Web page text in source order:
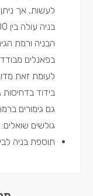
לעשות, אך
הבניה ורמת
בפאנלים
לעומת זאת
בידוד בדחיסות
גם גימורים
גולשים שואלים:
תוספת בניה